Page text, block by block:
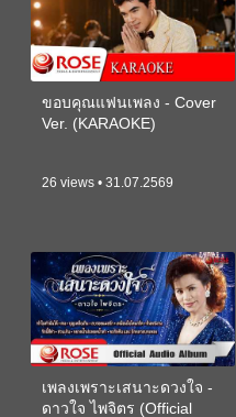
ขอบคุณแฟนเพลง - Cover
Ver. (KARAOKE)
26 views • 31.07.2569
เพลงเพราะเสนาะดวงใจ -
ดาวใจ ไพจิตร (Official